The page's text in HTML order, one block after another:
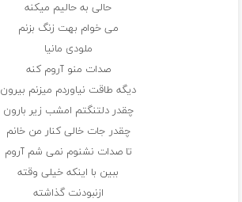
حالی به حالیم میکنه
می خوام بهت زنگ بزنم
ملودی مانیا
صدات منو آروم کنه
دیگه طاقت نیاوردم میزنم بیرون
چقدر دلتنگتم امشب زیر بارون
چقدر جات خالی کنار من خانم
تا صدات نشنوم نمی شم آروم
ببین با اینکه خیلی وقته
ازنبودنت گذاشته